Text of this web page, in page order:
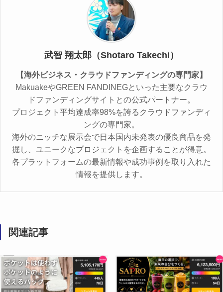
武智 翔太郎（Shotaro Takechi）
【海外ビジネス・クラウドファンディングの専門家】
MakuakeやGREEN FANDINEGといった主要なクラウ
ドファンディングサイトとの公式パートナー。
プロジェクト平均達成率98%を誇るクラウドファンディ
ングの専門家。
海外のニッチな展示会で日本国内未発表の優良商品を発
掘し、ユニークなプロジェクトを企画することが得意。
各プラットフォームの最新情報や成功事例を取り入れた
情報を提供します。
関連記事